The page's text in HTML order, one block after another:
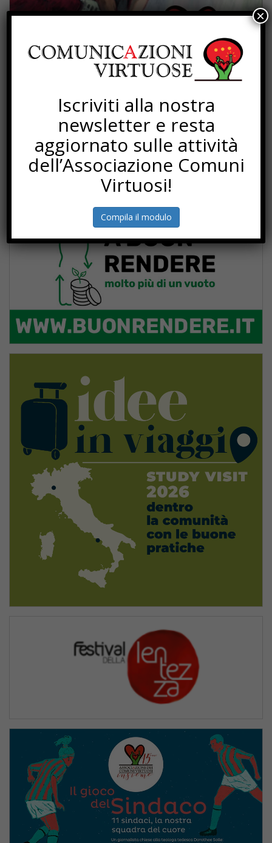
PROGETTI
Iscriviti alla nostra
newsletter e resta
aggiornato sulle attività
dell’Associazione Comuni
Virtuosi!
Compila il modulo
×